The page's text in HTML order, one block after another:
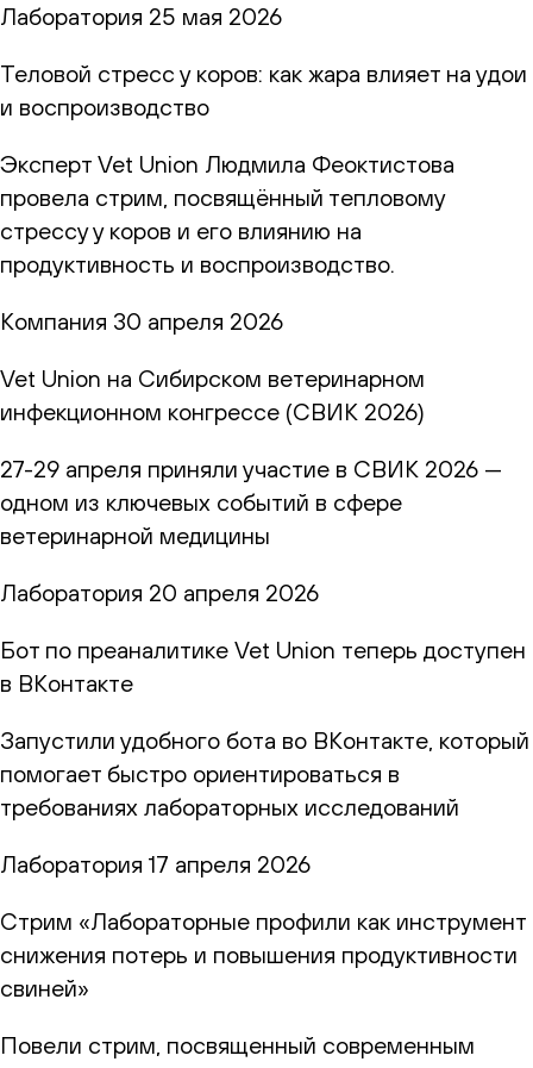
Лаборатория 25 мая 2026
Теловой стресс у коров: как жара влияет на удои
и воспроизводство
Эксперт Vet Union Людмила Феоктистова
провела стрим, посвящённый тепловому
стрессу у коров и его влиянию на
продуктивность и воспроизводство.
Компания 30 апреля 2026
Vet Union на Сибирском ветеринарном
инфекционном конгрессе (СВИК 2026)
27-29 апреля приняли участие в СВИК 2026 —
одном из ключевых событий в сфере
ветеринарной медицины
Лаборатория 20 апреля 2026
Бот по преаналитике Vet Union теперь доступен
в ВКонтакте
Запустили удобного бота во ВКонтакте, который
помогает быстро ориентироваться в
требованиях лабораторных исследований
Лаборатория 17 апреля 2026
Стрим «Лабораторные профили как инструмент
снижения потерь и повышения продуктивности
свиней»
Повели стрим, посвященный современным